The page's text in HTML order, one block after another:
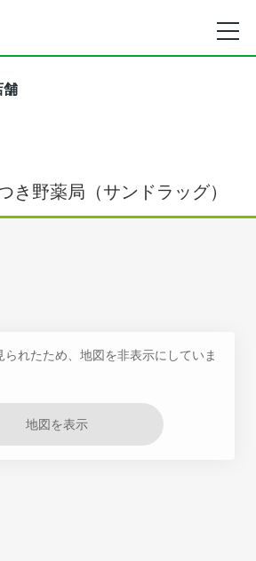
舗
き野薬局（サンドラッグ）
れたため、地図を非表示にしていま
地図を表示